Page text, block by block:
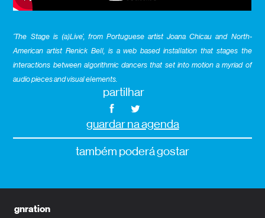
‘The Stage is (a)Live’, from Portuguese artist Joana Chicau and North-
American artist Renick Bell, is a web based installation that stages the
interactions between algorithmic dancers that set into motion a myriad of
audio pieces and visual elements.
partilhar
guardar na agenda
também poderá gostar
gnration